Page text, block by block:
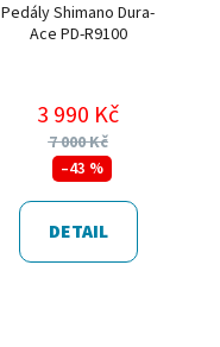
Pedály Shimano Dura-
Ace PD-R9100
3 990 Kč
7 000 Kč
–43 %
DETAIL